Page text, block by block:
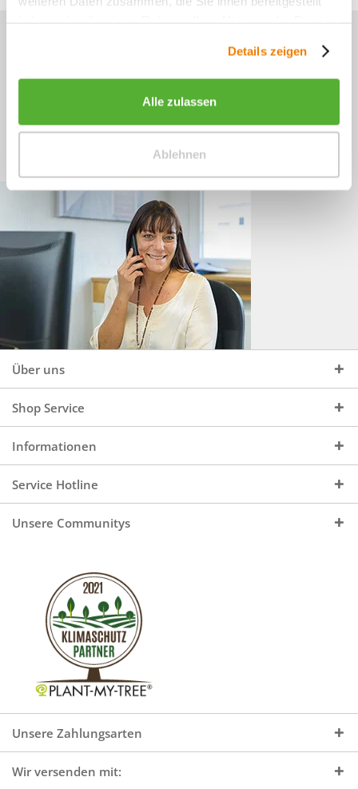
Details zeigen
Alle zulassen
Ablehnen
Sie haben Fragen zu unseren
+49 (0)4244 965 34 04
Mo - Do, 09:00 - 16:00 Uhr
und Fr, 09:00 - 13:00 Uhr
Über uns
Shop Service
Informationen
Service Hotline
Unsere Communitys
Unsere Zahlungsarten
Wir versenden mit: